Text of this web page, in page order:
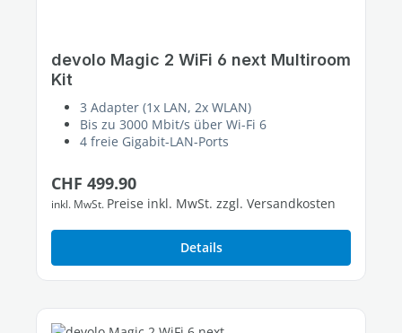
devolo Magic 2 WiFi 6 next Multiroom
Kit
3 Adapter (1x LAN, 2x WLAN)
Bis zu 3000 Mbit/s über Wi-Fi 6
4 freie Gigabit-LAN-Ports
Regulärer Preis:
CHF 499.90
inkl. MwSt. Preise inkl. MwSt. zzgl. Versandkosten
Details